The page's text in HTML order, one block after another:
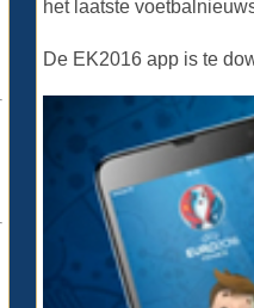
het laatste
De EK2016 app is te